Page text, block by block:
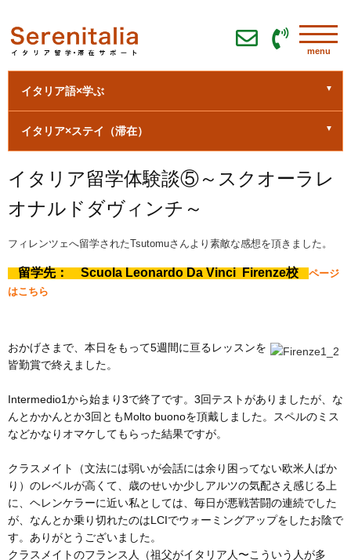
menu
イタリア語×学ぶ
イタリア×ステイ（滞在）
イタリア留学体験談⑤～スクオーラレ
オナルドダヴィンチ～
フィレンツェへ留学されたTsutomuさんより素敵な感想を頂きました。
留学先： Scuola Leonardo Da Vinci Firenze校
ページ
はこちら
おかげさまで、本日をもって5週間に亘るレッスンを
皆勤賞で終えました。
Intermedio1から始まり3で終了です。3回テストがありましたが、な
んとかかんとか3回ともMolto buonoを頂戴しました。スペルのミス
などかなりオマケしてもらった結果ですが。
クラスメイト（文法には弱いが会話には余り困ってない欧米人ばか
り）のレベルが高くて、歳のせいか少しアルツの気配さえ感じる上
に、ヘレンケラーに近い私としては、毎日が悪戦苦闘の連続でした
が、なんとか乗り切れたのはLCIでウォーミングアップをしたお陰で
す。ありがとうございました。
クラスメイトのフランス人（祖父がイタリア人〜こういう人が多